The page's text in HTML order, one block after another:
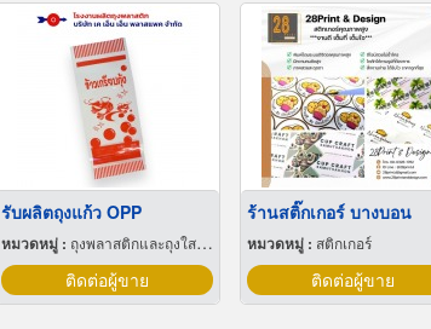
รับผลิตถุงแก้ว OPP
หมวดหมู่ : ถุงพลาสติกและถุงใสโปร่ง
ติดต่อผู้ขาย
ร้านสติ๊กเกอร์ บางบอน
หมวดหมู่ : สติกเกอร์
ติดต่อผู้ขาย